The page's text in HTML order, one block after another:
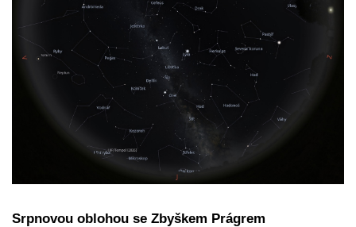
Srpnovou oblohou se Zbyškem Prágrem